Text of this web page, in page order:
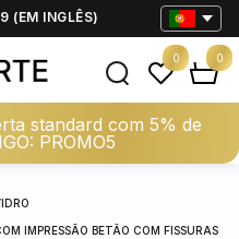
(EM INGLÊS)
standard com 5% de
PROMO5
0 0
IMPRESSÃO BETÃO COM FISSURAS